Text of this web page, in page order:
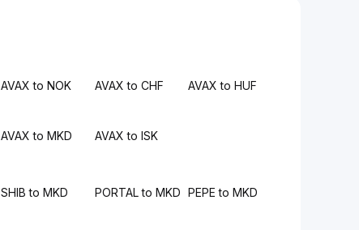
AVAX to NOK AVAX to CHF AVAX to HUF
AVAX to MKD AVAX to ISK
SHIB to MKD PORTAL to MKD PEPE to MKD